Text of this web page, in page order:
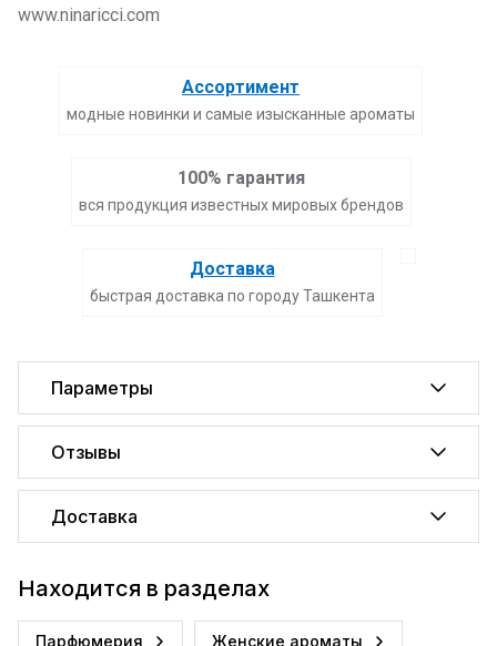
www.ninaricci.com
Ассортимент
модные новинки и самые изысканные ароматы
100% гарантия
вся продукция известных мировых брендов
Доставка
быстрая доставка по городу Ташкента
Параметры
Отзывы
Доставка
Находится в разделах
Парфюмерия Женские ароматы